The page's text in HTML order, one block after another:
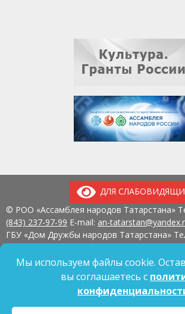
ДЛЯ
© РОО «Ассамблея народов Татарстана»
(843) 237-97-99 E-mail: an-
ГБУ «Дом Дружбы народов Татарстана»
420107, г. Казань, ул. Павлюхина, д. 57
Политика обработки персональных
Мы используем файлы cookie.
вы соглашаетесь с